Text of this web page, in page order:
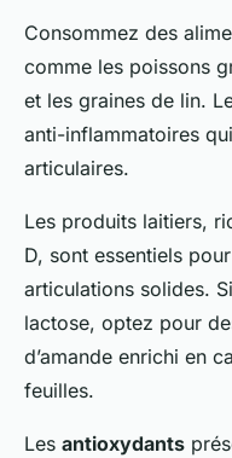
Consommez des
comme les poissons
et les graines de lin.
anti-inflammatoires
articulaires.
Les produits laitiers,
D, sont essentiels
articulations solides.
lactose, optez pour
d’amande enrichi en
feuilles.
Les antioxydants